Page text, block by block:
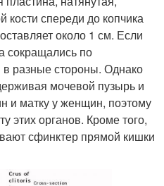
кости спереди до копчика
около 1 см. Если
сокращались по
в разные стороны. Однако
мочевой пузырь и
и матку у женщин, поэтому
этих органов. Кроме того,
сфинктер прямой кишки